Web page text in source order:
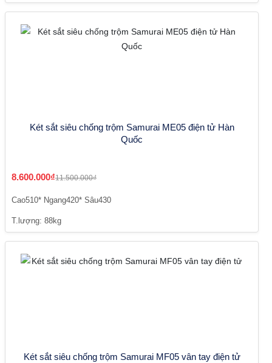
Két sắt siêu chống trộm Samurai ME05 điện tử Hàn
Quốc
8.600.000₫11.500.000₫
Cao510* Ngang420* Sâu430
T.lượng: 88kg
Két sắt siêu chống trộm Samurai MF05 vân tay điện tử